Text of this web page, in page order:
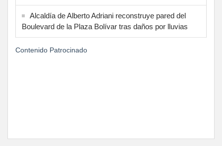
Alcaldía de Alberto Adriani reconstruye pared del
Boulevard de la Plaza Bolívar tras daños por lluvias
Contenido Patrocinado